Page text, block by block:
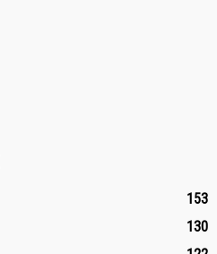
153
130